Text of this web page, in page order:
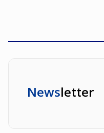
Newsletter